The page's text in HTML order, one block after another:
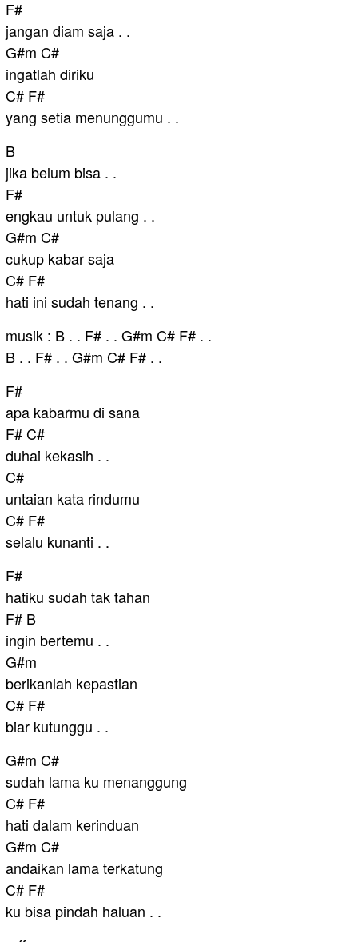
F#
jangan diam saja . .
G#m C#
ingatlah diriku
C# F#
yang setia menunggumu . .
B
jika belum bisa . .
F#
engkau untuk pulang . .
G#m C#
cukup kabar saja
C# F#
hati ini sudah tenang . .
musik : B . . F# . . G#m C# F# . .
B . . F# . . G#m C# F# . .
F#
apa kabarmu di sana
F# C#
duhai kekasih . .
C#
untaian kata rindumu
C# F#
selalu kunanti . .
F#
hatiku sudah tak tahan
F# B
ingin bertemu . .
G#m
berikanlah kepastian
C# F#
biar kutunggu . .
G#m C#
sudah lama ku menanggung
C# F#
hati dalam kerinduan
G#m C#
andaikan lama terkatung
C# F#
ku bisa pindah haluan . .